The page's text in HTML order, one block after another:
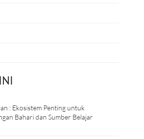
: Ekosistem Penting untuk
Bahari dan Sumber Belajar